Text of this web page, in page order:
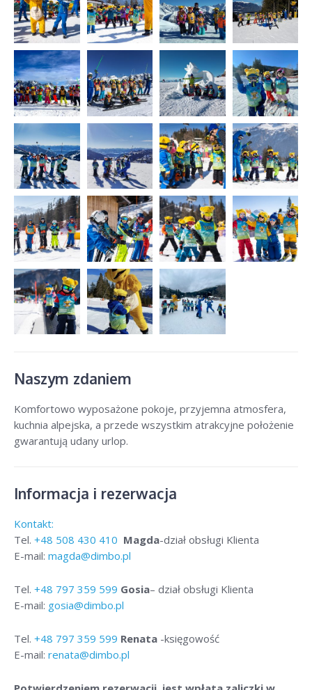
Naszym zdaniem
Komfortowo wyposażone pokoje, przyjemna atmosfera,
kuchnia alpejska, a przede wszystkim atrakcyjne położenie
gwarantują udany urlop.
Informacja i rezerwacja
Kontakt:
Tel. +48 508 430 410 Magda-dział obsługi Klienta
E-mail: magda@dimbo.pl
Tel. +48 797 359 599 Gosia– dział obsługi Klienta
E-mail: gosia@dimbo.pl
Tel. +48 797 359 599 Renata -księgowość
E-mail: renata@dimbo.pl